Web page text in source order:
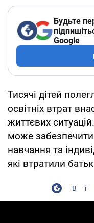
Будьте
Google
Тисячі дітей
освітніх втрат
життєвих
може
навчання та
які втратили